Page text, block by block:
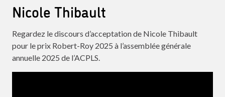
Nicole Thibault
Regardez le discours d’acceptation de Nicole Thibault
pour le prix Robert-Roy 2025 à l’assemblée générale
annuelle 2025 de l’ACPLS.